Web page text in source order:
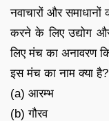
नवाचारों और समाधानों
करने के लिए उद्योग
लिए मंच का अनावरण
इस मंच का नाम क्या है?
(a) आरम्भ
(b) गौरव